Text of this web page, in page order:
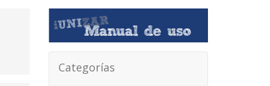
Categorías